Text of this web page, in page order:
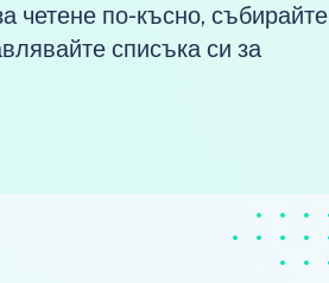
четене по-късно, събирайте
списъка си за